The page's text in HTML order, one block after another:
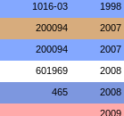
1016-03 1998
200094 2007
200094 2007
601969 2008
465 2008
2009